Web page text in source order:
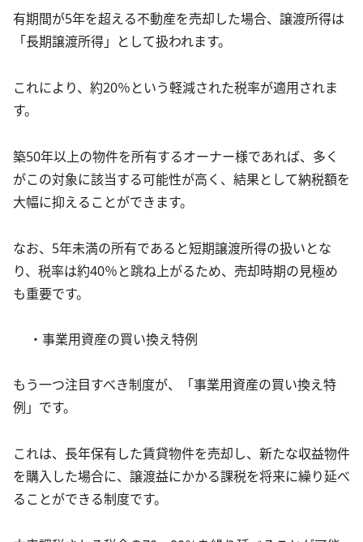
有期間が5年を超える不動産を売却した場合、譲渡所得は
「長期譲渡所得」として扱われます。
これにより、約20％という軽減された税率が適用されま
す。
築50年以上の物件を所有するオーナー様であれば、多く
がこの対象に該当する可能性が高く、結果として納税額を
大幅に抑えることができます。
なお、5年未満の所有であると短期譲渡所得の扱いとな
り、税率は約40％と跳ね上がるため、売却時期の見極め
も重要です。
事業用資産の買い換え特例
もう一つ注目すべき制度が、「事業用資産の買い換え特
例」です。
これは、長年保有した賃貸物件を売却し、新たな収益物件
を購入した場合に、譲渡益にかかる課税を将来に繰り延べ
ることができる制度です。